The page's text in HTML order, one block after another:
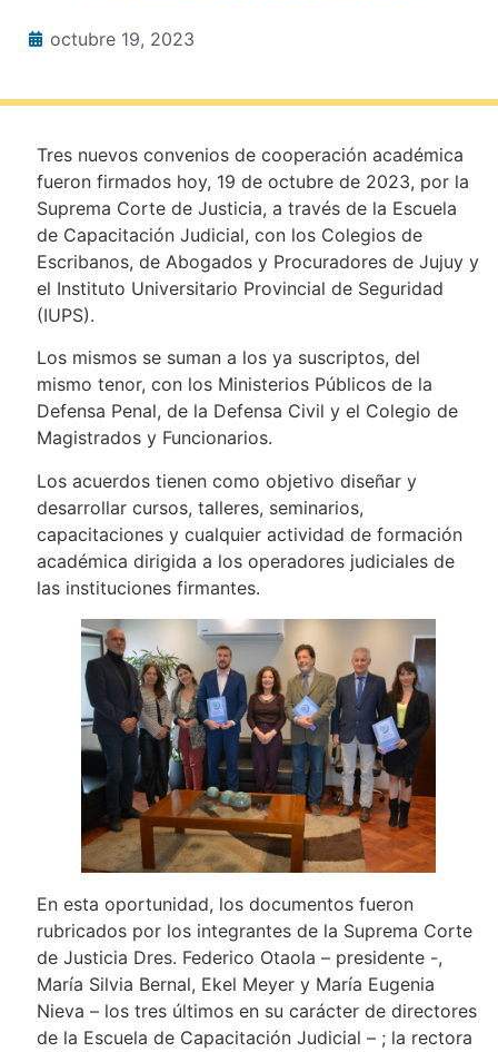
octubre 19, 2023
Tres nuevos convenios de cooperación académica
fueron firmados hoy, 19 de octubre de 2023, por la
Suprema Corte de Justicia, a través de la Escuela
de Capacitación Judicial, con los Colegios de
Escribanos, de Abogados y Procuradores de Jujuy y
el Instituto Universitario Provincial de Seguridad
(IUPS).
Los mismos se suman a los ya suscriptos, del
mismo tenor, con los Ministerios Públicos de la
Defensa Penal, de la Defensa Civil y el Colegio de
Magistrados y Funcionarios.
Los acuerdos tienen como objetivo diseñar y
desarrollar cursos, talleres, seminarios,
capacitaciones y cualquier actividad de formación
académica dirigida a los operadores judiciales de
las instituciones firmantes.
En esta oportunidad, los documentos fueron
rubricados por los integrantes de la Suprema Corte
de Justicia Dres. Federico Otaola – presidente -,
María Silvia Bernal, Ekel Meyer y María Eugenia
Nieva – los tres últimos en su carácter de directores
de la Escuela de Capacitación Judicial – ; la rectora